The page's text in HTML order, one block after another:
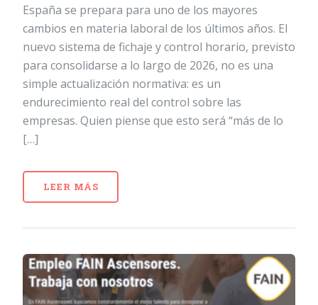
España se prepara para uno de los mayores
cambios en materia laboral de los últimos años. El
nuevo sistema de fichaje y control horario, previsto
para consolidarse a lo largo de 2026, no es una
simple actualización normativa: es un
endurecimiento real del control sobre las
empresas. Quien piense que esto será “más de lo
[…]
LEER MÁS